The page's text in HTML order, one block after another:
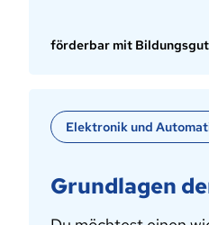
förderbar mit
Elektronik und
Grundlagen